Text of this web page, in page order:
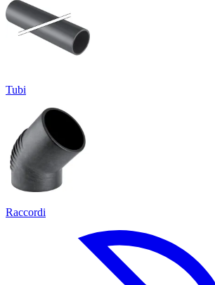
Tubi
Raccordi